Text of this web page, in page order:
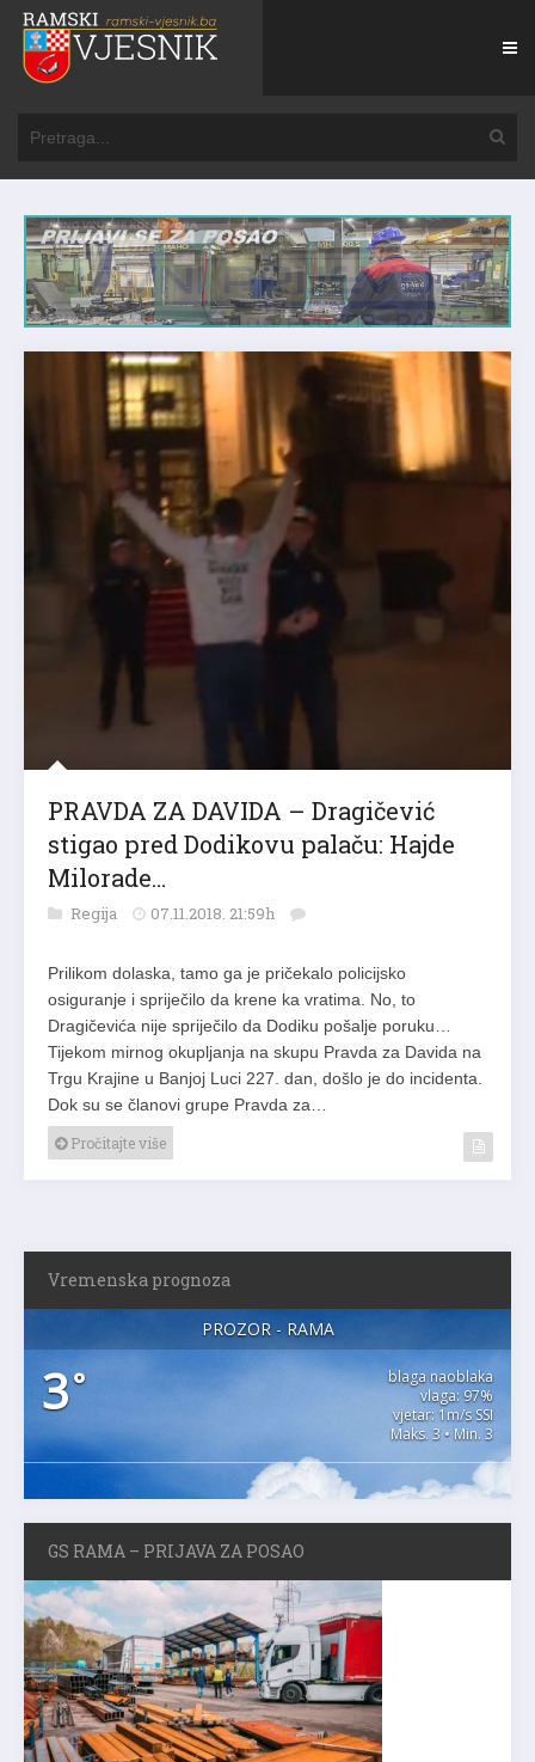
PRAVDA ZA DAVIDA – Dragičević
stigao pred Dodikovu palaču: Hajde
Milorade…
Regija 07.11.2018. 21:59h
Prilikom dolaska, tamo ga je pričekalo policijsko
osiguranje i spriječilo da krene ka vratima. No, to
Dragičevića nije spriječilo da Dodiku pošalje poruku…
Tijekom mirnog okupljanja na skupu Pravda za Davida na
Trgu Krajine u Banjoj Luci 227. dan, došlo je do incidenta.
Dok su se članovi grupe Pravda za…
Pročitajte više
Vremenska prognoza
PROZOR - RAMA
3°
blaga naoblaka
vlaga: 97%
vjetar: 1m/s SSI
Maks. 3 • Min. 3
GS RAMA – PRIJAVA ZA POSAO